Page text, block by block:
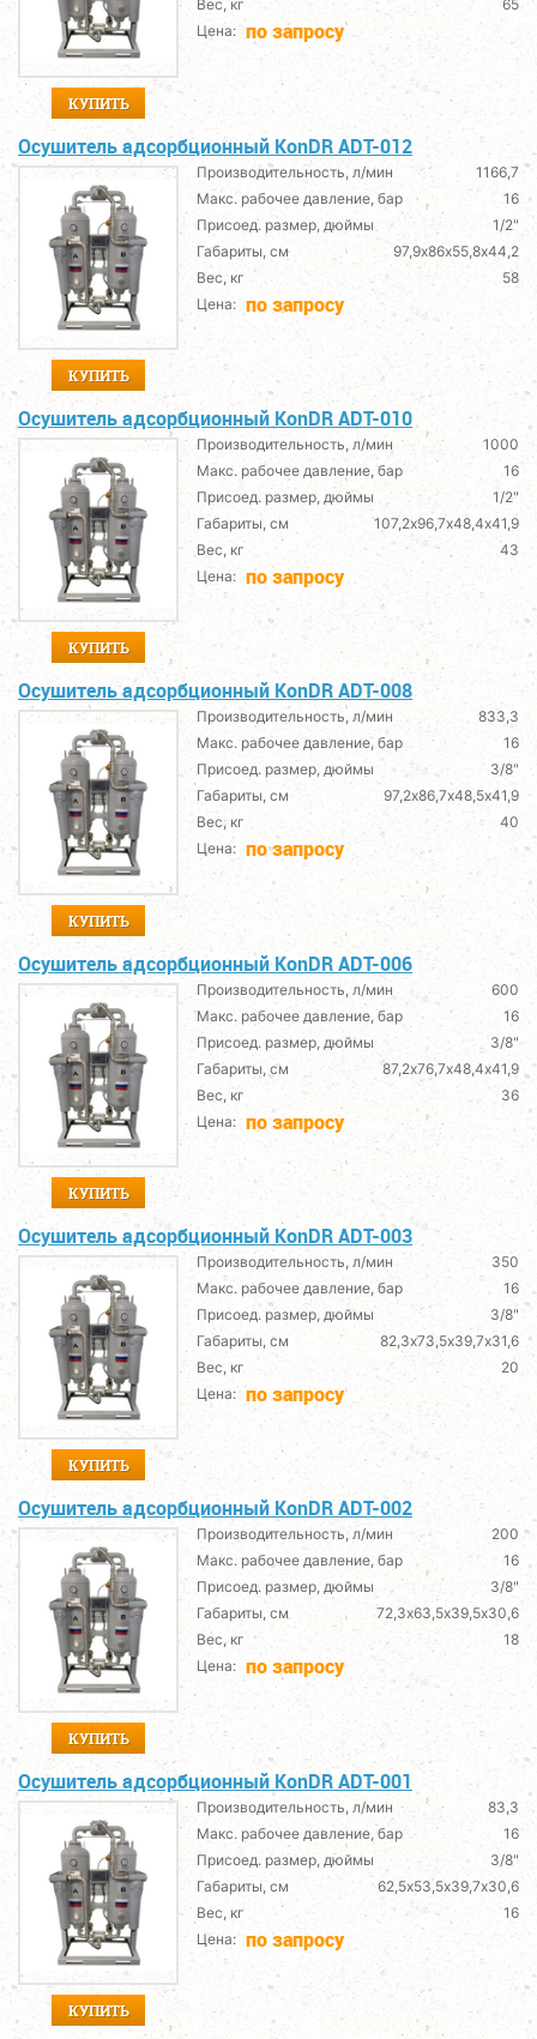
КУПИТЬ
Вес, кг
65
Цена: по запросу
Осушитель адсорбционный KonDR ADT-012
КУПИТЬ
Производительность, л/мин
1166,7
Макс. рабочее давление, бар
16
Присоед. размер, дюймы
1/2"
Габариты, см
97,9х86х55,8х44,2
Вес, кг
58
Цена: по запросу
Осушитель адсорбционный KonDR ADT-010
КУПИТЬ
Производительность, л/мин
1000
Макс. рабочее давление, бар
16
Присоед. размер, дюймы
1/2"
Габариты, см
107,2х96,7х48,4х41,9
Вес, кг
43
Цена: по запросу
Осушитель адсорбционный KonDR ADT-008
КУПИТЬ
Производительность, л/мин
833,3
Макс. рабочее давление, бар
16
Присоед. размер, дюймы
3/8"
Габариты, см
97,2х86,7х48,5х41,9
Вес, кг
40
Цена: по запросу
Осушитель адсорбционный KonDR ADT-006
КУПИТЬ
Производительность, л/мин
600
Макс. рабочее давление, бар
16
Присоед. размер, дюймы
3/8"
Габариты, см
87,2х76,7х48,4х41,9
Вес, кг
36
Цена: по запросу
Осушитель адсорбционный KonDR ADT-003
КУПИТЬ
Производительность, л/мин
350
Макс. рабочее давление, бар
16
Присоед. размер, дюймы
3/8"
Габариты, см
82,3х73,5х39,7х31,6
Вес, кг
20
Цена: по запросу
Осушитель адсорбционный KonDR ADT-002
КУПИТЬ
Производительность, л/мин
200
Макс. рабочее давление, бар
16
Присоед. размер, дюймы
3/8"
Габариты, см
72,3х63,5х39,5х30,6
Вес, кг
18
Цена: по запросу
Осушитель адсорбционный KonDR ADT-001
КУПИТЬ
Производительность, л/мин
83,3
Макс. рабочее давление, бар
16
Присоед. размер, дюймы
3/8"
Габариты, см
62,5х53,5х39,7х30,6
Вес, кг
16
Цена: по запросу